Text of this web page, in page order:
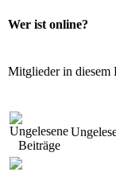
Wer ist online?
Mitglieder in diesem